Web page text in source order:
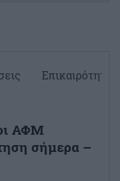
Επικαιρότητα
ΑΦΜ
σήμερα –